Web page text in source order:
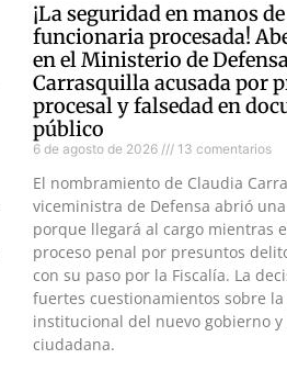
¡La seguridad en manos
funcionaria procesada!
en el Ministerio de
Carrasquilla acusada por
procesal y falsedad en
público
6 de agosto de 2026 13 comentarios
El nombramiento de Claudia
viceministra de Defensa abrió
porque llegará al cargo mientras
proceso penal por presuntos
con su paso por la Fiscalía. La
fuertes cuestionamientos sobre
institucional del nuevo gobierno y
ciudadana.